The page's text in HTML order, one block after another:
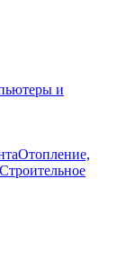
и
Отопление,
Строительное